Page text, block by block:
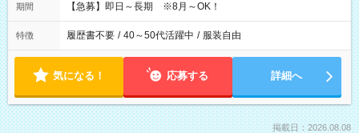
期間 【急募】即日～長期 ※8月～OK！
特徴 履歴書不要 / 40～50代活躍中 / 服装自由
気になる！ 応募する 詳細へ
掲載日：2026.08.08